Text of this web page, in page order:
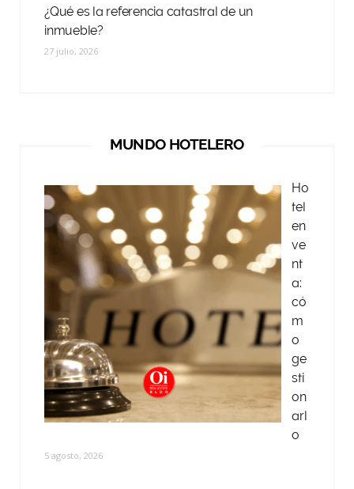
¿Qué es la referencia catastral de un
inmueble?
27 julio, 2026
MUNDO HOTELERO
Ho
tel
en
ve
nt
a:
có
m
o
ge
sti
on
arl
o
5 agosto, 2026